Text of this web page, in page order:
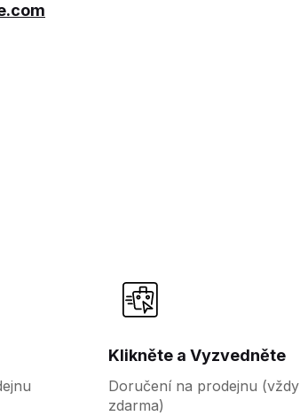
Klikněte a Vyzvedněte
Doručení na prodejnu (vždy
zdarma)